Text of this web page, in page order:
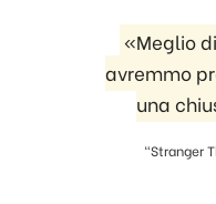
«Meglio
avremmo
una
"Stranger